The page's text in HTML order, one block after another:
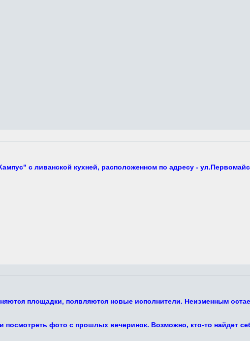
с ливанской кухней, расположенном по адресу -
площадки, появляются новые исполнители. Неизменным
посмотреть фото с прошлых вечеринок. Возможно, кто-то найдет